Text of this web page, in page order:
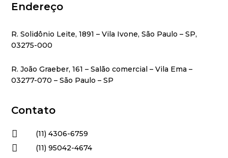
Endereço
R. Solidônio Leite, 1891 – Vila Ivone, São Paulo – SP,
03275-000
R. João Graeber, 161 – Salão comercial – Vila Ema –
03277-070 – São Paulo – SP
Contato
 (11) 4306-6759
 (11) 95042-4674